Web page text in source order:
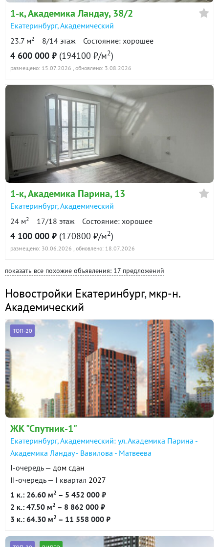
1-к, Академика Ландау, 38/2
Екатеринбург,Академический
23.7 м2 8/14 этаж Состояние: хорошее
4 600 000 ₽ (194100 ₽/м2)
размещено: 15.07.2026 , обновлено: 3.08.2026
1-к, Академика Парина, 13
Екатеринбург,Академический
24 м2 17/18 этаж Состояние: хорошее
4 100 000 ₽ (170800 ₽/м2)
размещено: 30.06.2026 , обновлено: 18.07.2026
показать все похожие объявления: 17 предложений
Новостройки Екатеринбург,мкр-н.
Академический
ТОП-20
ЖК "Спутник-1"
Екатеринбург, Академический: ул. Академика Парина -
Академика Ландау - Вавилова - Матвеева
I-очередь — дом сдан
II-очередь — I квартал 2027
1 к.: 26.60 м2 – 5 452 000 ₽
2 к.: 47.50 м2 – 8 862 000 ₽
3 к.: 64.30 м2 – 11 558 000 ₽